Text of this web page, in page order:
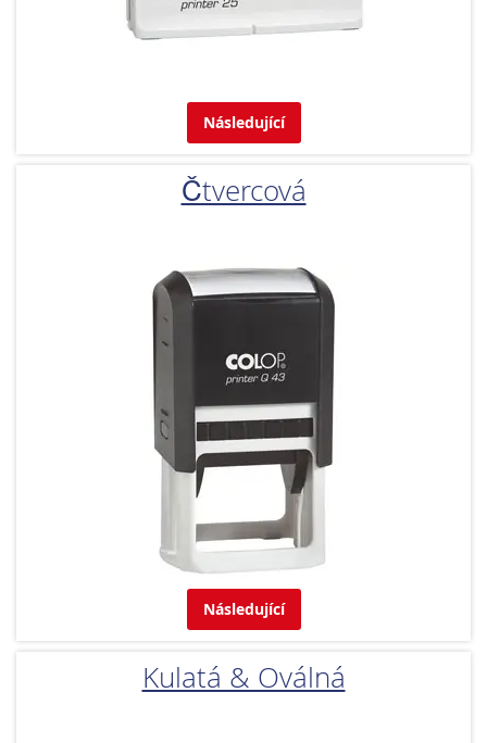
Následující
Čtvercová
Následující
Kulatá & Oválná